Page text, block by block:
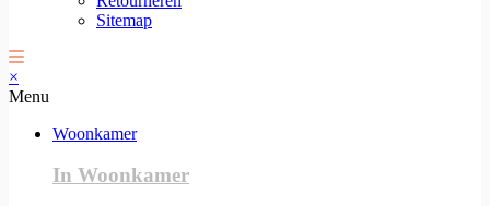
Sitemap
×
Menu
Woonkamer
In Woonkamer